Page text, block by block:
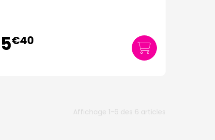
5€40
Affichage 1-6 des 6 articles